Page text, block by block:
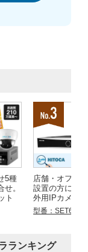
5種
。
ト
店舗・オフィ
設置の方にお
外用IPカメラ
型番：SET683
ランキング